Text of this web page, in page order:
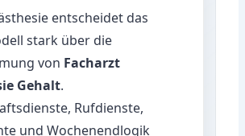
entscheidet das
stark über die
von Facharzt
Gehalt.
Rufdienste,
und Wochenendlogik